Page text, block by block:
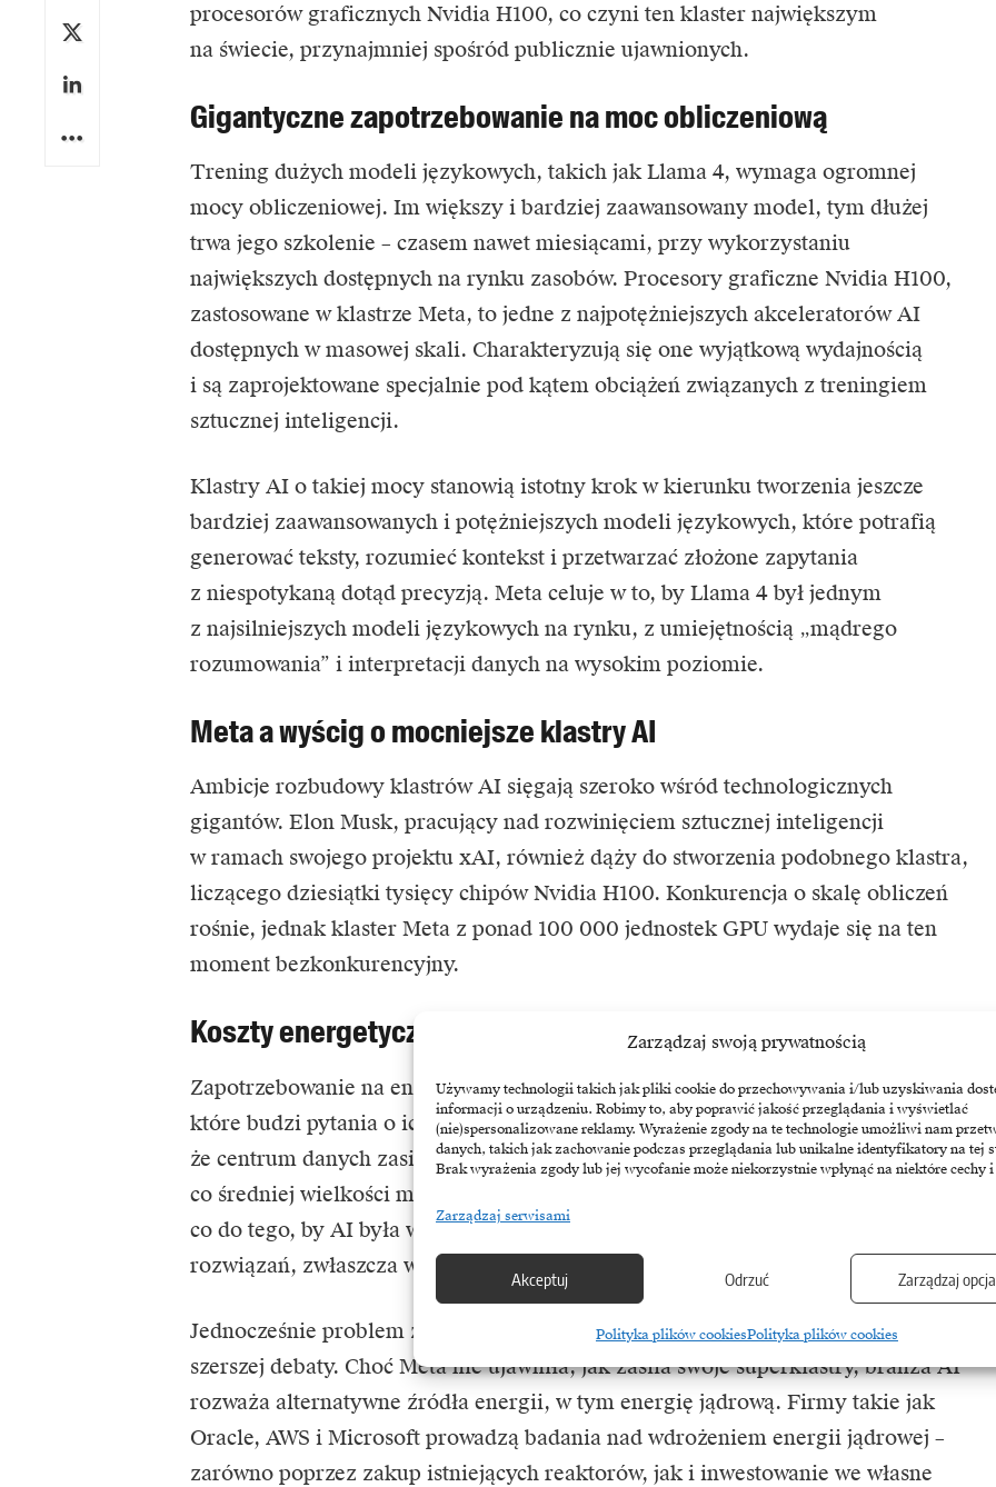
Zarządzaj swoją prywatnością
Używamy technologii takich jak pliki cookie do przechowywania i/lub uzyskiwania
informacji o urządzeniu. Robimy to, aby poprawić jakość przeglądania i wyświetlać
(nie)spersonalizowane reklamy. Wyrażenie zgody na te technologie umożliwi nam
danych, takich jak zachowanie podczas przeglądania lub unikalne identyfikatory na tej
Brak wyrażenia zgody lub jej wycofanie może niekorzystnie wpłynąć na niektóre cechy
Zarządzaj serwisami
Akceptuj Odrzuć Zarządzaj
Polityka plików cookiesPolityka plików cookies
procesorów graficznych Nvidia H100, co czyni ten klaster największym
na świecie, przynajmniej spośród publicznie ujawnionych.
Gigantyczne zapotrzebowanie na moc obliczeniową
Trening dużych modeli językowych, takich jak Llama 4, wymaga ogromnej
mocy obliczeniowej. Im większy i bardziej zaawansowany model, tym dłużej
trwa jego szkolenie – czasem nawet miesiącami, przy wykorzystaniu
największych dostępnych na rynku zasobów. Procesory graficzne NvidiaH100,
zastosowane w klastrze Meta, to jedne z najpotężniejszych akceleratorów AI
dostępnych w masowej skali. Charakteryzują się one wyjątkową wydajnością
i są zaprojektowane specjalnie pod kątem obciążeń związanych z treningiem
sztucznej inteligencji.
Klastry AI o takiej mocy stanowią istotny krok w kierunku tworzenia jeszcze
bardziej zaawansowanych i potężniejszych modeli językowych, które potrafią
generować teksty, rozumieć kontekst i przetwarzać złożone zapytania
z niespotykaną dotąd precyzją. Meta celuje w to, by Llama 4 był jednym
z najsilniejszych modeli językowych na rynku, z umiejętnością „mądrego
rozumowania” i interpretacji danych na wysokim poziomie.
Meta a wyścig o mocniejsze klastry AI
Ambicje rozbudowy klastrów AI sięgają szeroko wśród technologicznych
gigantów. Elon Musk, pracujący nad rozwinięciem sztucznej inteligencji
w ramach swojego projektu xAI, również dąży do stworzenia podobnego klastra,
liczącego dziesiątki tysięcy chipów Nvidia H100. Konkurencja o skalę obliczeń
rośnie, jednak klaster Meta z ponad 100 000 jednostek GPU wydaje się na ten
moment bezkonkurencyjny.
Koszty energetyczne i ekologia AI
Zapotrzebowanie na energię dla tak dużych centrów danych rośnie w tempie,
które budzi pytania o ich wpływ na środowisko i zasoby naturalne. Szacuje się,
że centrum danych zasilane przez tak ogromny klaster zużywa tyle energii,
co średniej wielkości miasto. Równocześnie jednak rosną oczekiwania
co do tego, by AI była w stanie dostarczać jeszcze bardziej kompleksowych
rozwiązań, zwłaszcza w biznesie, medycynie czy naukach przyrodniczych.
Jednocześnie problem źródeł zasilania takich klastrów staje się tematem coraz
szerszej debaty. Choć Meta nie ujawniła, jak zasila swoje superklastry, branża AI
rozważa alternatywne źródła energii, w tym energię jądrową. Firmy takie jak
Oracle, AWS i Microsoft prowadzą badania nad wdrożeniem energii jądrowej –
zarówno poprzez zakup istniejących reaktorów, jak i inwestowanie we własne